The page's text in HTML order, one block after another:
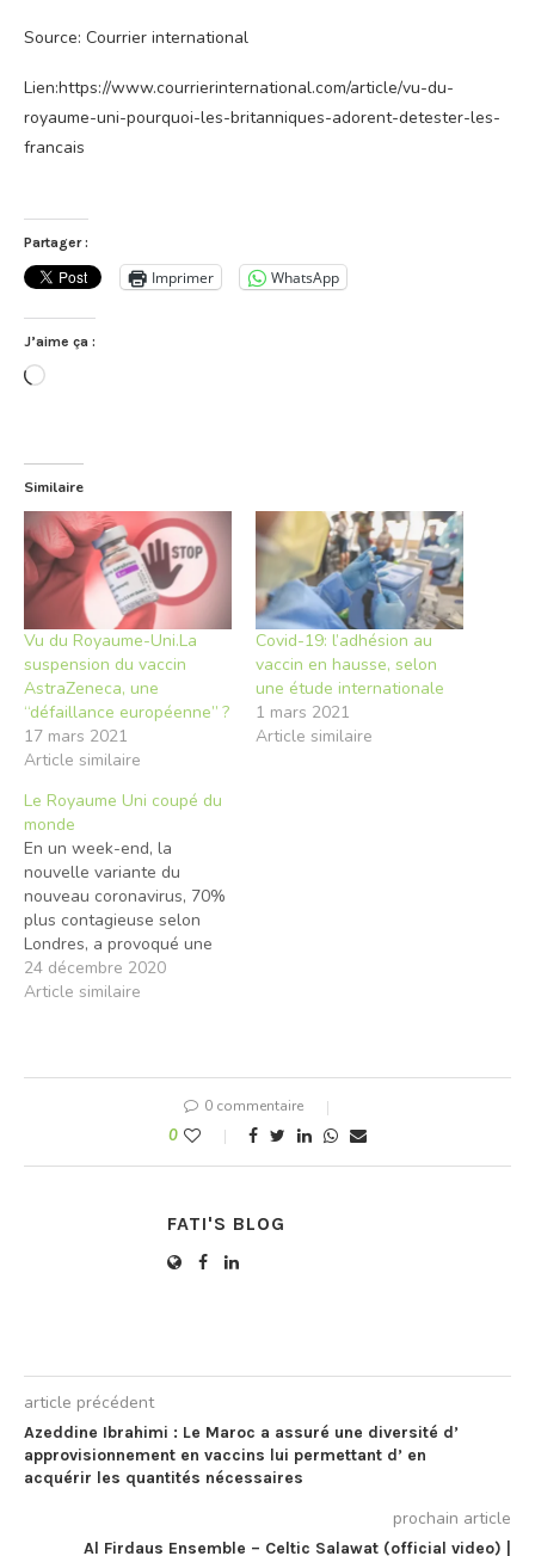
Source: Courrier international
Lien:https://www.courrierinternational.com/article/vu-du-
royaume-uni-pourquoi-les-britanniques-adorent-detester-les-
francais
Partager :
Imprimer WhatsApp
J’aime ça :
Chargement…
Similaire
Vu du Royaume-Uni.La
suspension du vaccin
AstraZeneca, une
“défaillance européenne” ?
17 mars 2021
Article similaire
Covid-19: l’adhésion au
vaccin en hausse, selon
une étude internationale
1 mars 2021
Article similaire
Le Royaume Uni coupé du
monde
En un week-end, la
nouvelle variante du
nouveau coronavirus, 70%
plus contagieuse selon
Londres, a provoqué une
double déflagration.
D’abord le reconfinement
décision de nombreux
24 décembre 2020
Article similaire
0 commentaire
0
FATI'S BLOG
article précédent
Azeddine Ibrahimi : Le Maroc a assuré une diversité d’
approvisionnement en vaccins lui permettant d’ en
acquérir les quantités nécessaires
prochain article
Al Firdaus Ensemble – Celtic Salawat (official video) |